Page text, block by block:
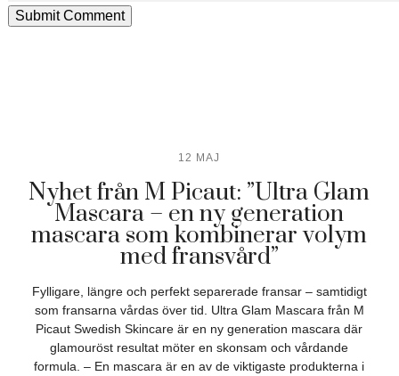
12 MAJ
Nyhet från M Picaut: ”Ultra Glam
Mascara – en ny generation
mascara som kombinerar volym
med fransvård”
Fylligare, längre och perfekt separerade fransar – samtidigt
som fransarna vårdas över tid. Ultra Glam Mascara från M
Picaut Swedish Skincare är en ny generation mascara där
glamouröst resultat möter en skonsam och vårdande
formula. – En mascara är en av de viktigaste produkterna i